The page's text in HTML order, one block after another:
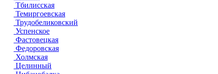
Тбилисская
Темиргоевская
Трудобеликовский
Успенское
Фастовецкая
Федоровская
Холмская
Целинный